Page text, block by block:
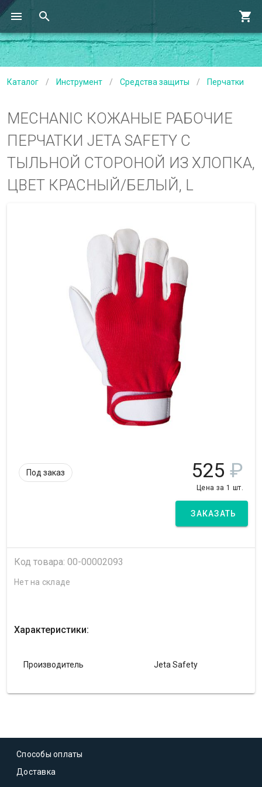
Каталог / Инструмент / Средства защиты / Перчатки
MECHANIC КОЖАНЫЕ РАБОЧИЕ
ПЕРЧАТКИ JETA SAFETY С
ТЫЛЬНОЙ СТОРОНОЙ ИЗ ХЛОПКА,
ЦВЕТ КРАСНЫЙ/БЕЛЫЙ, L
Под заказ 525 ₽
Цена за 1 шт.
ЗАКАЗАТЬ
Код товара: 00-00002093
Нет на складе
Характеристики:
Производитель Jeta Safety
Способы оплаты
Доставка